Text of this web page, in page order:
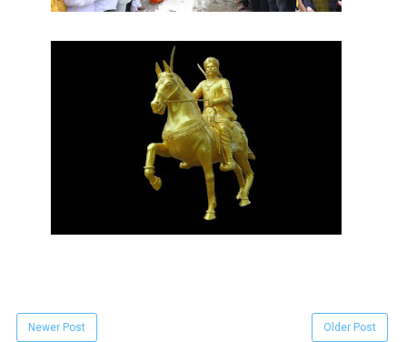
Newer Post Older Post